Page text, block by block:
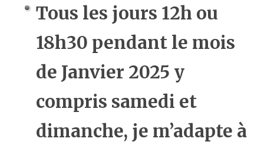
Tous les jours 12h ou
18h30 pendant le mois
de Janvier 2025 y
compris samedi et
dimanche, je m’adapte à